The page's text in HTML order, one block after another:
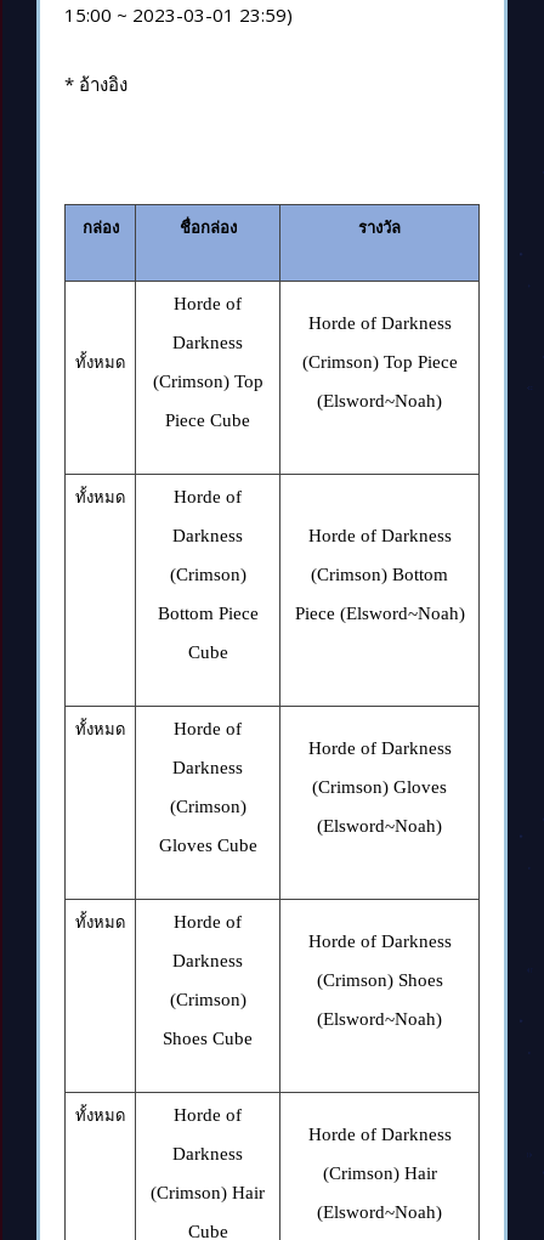
15:00 ~ 2023-03-01 23:59)
* อ้างอิง
กล่อง ชื่อกล่อง รางวัล
ทั้งหมด
Horde of
Darkness
(Crimson) Top
Piece Cube
Horde of Darkness
(Crimson) Top Piece
(Elsword~Noah)
ทั้งหมด
Horde of
Darkness
(Crimson)
Bottom Piece
Cube
Horde of Darkness
(Crimson) Bottom
Piece (Elsword~Noah)
ทั้งหมด
Horde of
Darkness
(Crimson)
Gloves Cube
Horde of Darkness
(Crimson) Gloves
(Elsword~Noah)
ทั้งหมด
Horde of
Darkness
(Crimson)
Shoes Cube
Horde of Darkness
(Crimson) Shoes
(Elsword~Noah)
ทั้งหมด
Horde of
Darkness
(Crimson) Hair
Cube
Horde of Darkness
(Crimson) Hair
(Elsword~Noah)